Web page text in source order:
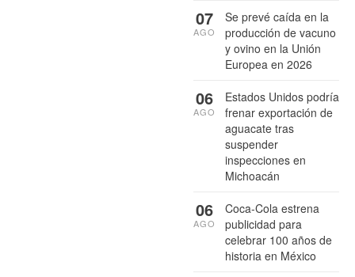
Se prevé caída en la
producción de vacuno
y ovino en la Unión
Europea en 2026
07
AGO
Estados Unidos podría
frenar exportación de
aguacate tras
suspender
inspecciones en
Michoacán
06
AGO
Coca-Cola estrena
publicidad para
celebrar 100 años de
historia en México
06
AGO